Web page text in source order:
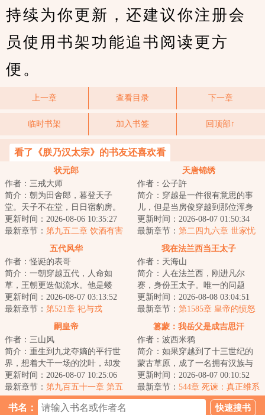
持续为你更新，还建议你注册会
员使用书架功能追书阅读更方
便。
上一章 查看目录 下一章
临时书架 加入书签 回顶部↑
看了《朕乃汉太宗》的书友还喜欢看
状元郎
作者：三戒大师
简介：朝为田舍郎，暮登天子
堂。天子不在堂，日日宿豹房。
~~~~~~唐寅：义父拯救了我。王
守仁：要不是他救...
更新时间：2026-08-06 10:35:27
最新章节： 第九五二章 饮酒有害
天唐锦绣
作者：公子許
简介：穿越是一件很有意思的事
儿，但是当房俊穿越到那位浑身
冒着绿油油光芒的唐朝同名前辈
身上，就感觉生...
更新时间：2026-08-07 01:50:34
最新章节： 第二四九六章 世家忧
五代风华
作者：怪诞的表哥
简介：一朝穿越五代，人命如
草，王朝更迭似流水。他是蝼
蚁，则撼参天巨树，为棋子，则
破天下局。布衣之志...
更新时间：2026-08-07 03:13:52
最新章节： 第521章 祀与戎
我在法兰西当王太子
作者：天海山
简介：人在法兰西，刚进凡尔
赛，身份王太子。唯一的问题
是，现任国王是路易十六，两年
后就会被咔嚓……既...
更新时间：2026-08-08 03:04:51
最新章节： 第1585章 皇帝的愤怒
嗣皇帝
作者：三山风
简介：重生到九龙夺嫡的平行世
界，想着大干一场的沈叶，却发
现自己竟然成了被群起而攻之的
太子。知道太子...
更新时间：2026-08-07 10:25:06
最新章节： 第九百五十一章 第五
部队的胜利
篡蒙：我岳父是成吉思汗
作者：波西米鸦
简介：如果穿越到了十三世纪的
蒙古草原，成了一名拥有汉族与
蒙古族血统的少年，你会如何选
择？是南下回归...
更新时间：2026-08-07 00:10:52
最新章节： 544章 死谏：真正维系
世界一统的不是铁路电报，而是
书名：